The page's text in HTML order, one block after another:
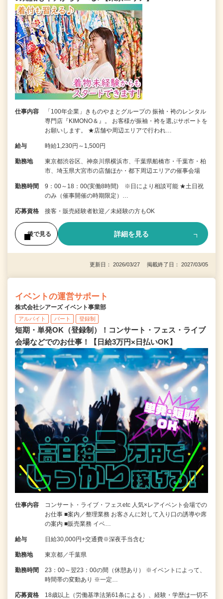
仕事内容
「100年企業」きものやまとグループの 振袖・袴のレンタル
専門店『KIMONO＆』。 お客様が振袖・袴を選ぶサポートを
お願いします。 ★店舗や周辺エリアで行われ…
給与 時給1,230円～1,500円
勤務地
東京都渋谷区、神奈川県横浜市、千葉県船橋市・千葉市・柏
市、埼玉県大宮市の店舗ほか・都下周辺エリアの催事会場
勤務時間
9：00～18：00(実働8時間) ※日により相談可能 ★土日祝
のみ（催事開催の時期限定）…
応募資格 接客・販売経験者歓迎／未経験の方もOK
後で見る 詳細を見る
更新日： 2026/03/27 掲載終了日： 2027/03/05
イベントの運営サポート
株式会社シアーズ イベント事業部
アルバイト パート 登録制
短期・単発OK（登録制）！コンサート・フェス・ライブ
会場などでのお仕事！【日給3万円×日払いOK】
仕事内容
コンサート・ライブ・フェスetc 人気×レアイベント会場での
お仕事 ■案内／整理業務 お客さんに対して入り口の誘導や席
の案内 ■販売業務 イベ…
給与 日給30,000円+交通費※深夜手当含む
勤務地 東京都／千葉県
勤務時間
23：00～翌23：00の間（休憩あり） ※イベントによって、
時間帯の変動あり ※一定…
応募資格
18歳以上（労働基準法第61条による）、経験・学歴は一切不